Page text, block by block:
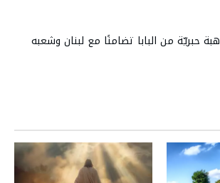
هبة حبريّة من البابا تضامنًا مع لبنان وشعبه